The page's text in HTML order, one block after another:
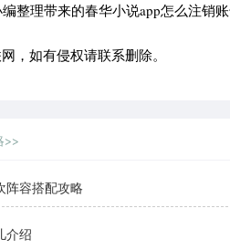
整理带来的春华小说app怎么注销
，如有侵权请联系删除。
>>
阵容搭配攻略
介绍